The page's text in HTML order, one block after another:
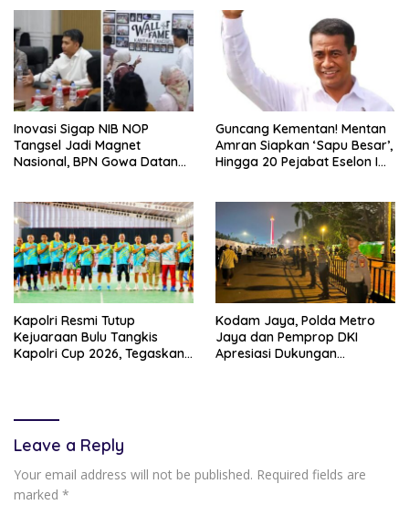
Inovasi Sigap NIB NOP
Tangsel Jadi Magnet
Nasional, BPN Gowa Datang
Guncang Kementan! Mentan
Amran Siapkan ‘Sapu Besar’,
Hingga 20 Pejabat Eselon I
Kapolri Resmi Tutup
Kejuaraan Bulu Tangkis
Kapolri Cup 2026, Tegaskan
Kodam Jaya, Polda Metro
Jaya dan Pemprop DKI
Apresiasi Dukungan
Leave a Reply
Your email address will not be published. Required fields are
marked *